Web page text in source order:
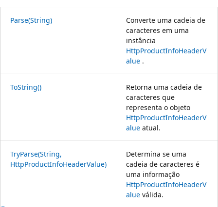
Parse(String)
Converte uma cadeia de
caracteres em uma
instância
HttpProductInfoHeaderV
alue .
ToString()
Retorna uma cadeia de
caracteres que
representa o objeto
HttpProductInfoHeaderV
alue atual.
TryParse(String,
HttpProductInfoHeaderValue)
Determina se uma
cadeia de caracteres é
uma informação
HttpProductInfoHeaderV
alue válida.